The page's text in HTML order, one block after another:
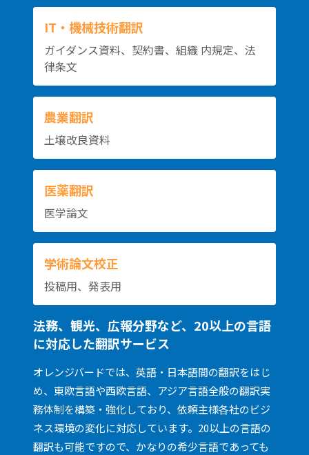
IT・機械技術翻訳
ガイダンス資料、契約書、組織 内規定、法
律条文
農業翻訳
土壌改良資料
医薬翻訳
医学論文
学術論文校正
投稿用、発表用
法務、観光、広報分野など、20以上の言語
に対応した翻訳サービス
オレンジバードでは、英語・日本語間の翻訳をはじ
め、東欧言語や西欧言語、アジア言語全般の翻訳実
務体制を構築・強化しており、依頼主様各社のビジ
ネス環境の変化に対応しています。20以上の言語の
翻訳も可能ですので、かなりの希少言語であっても